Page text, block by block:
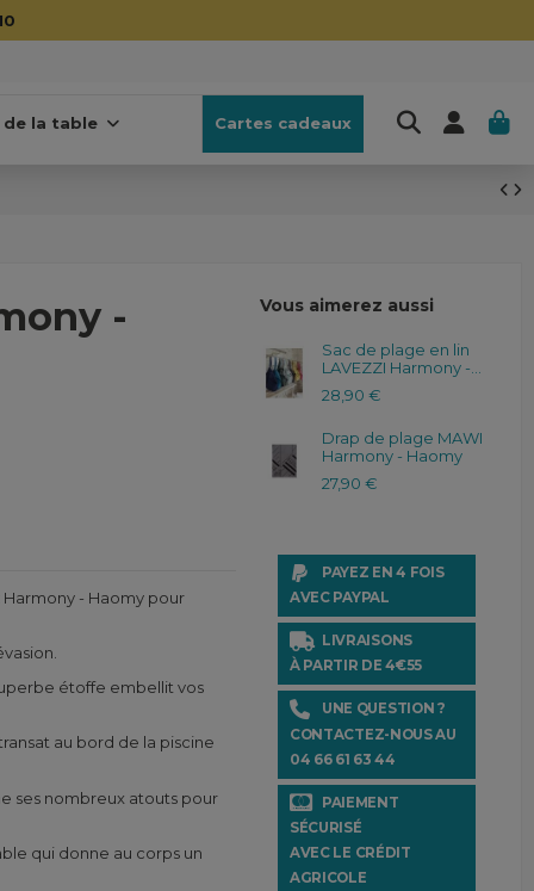
de la table Cartes cadeaux
-
- Haomy pour
étoffe embellit vos
au bord de la piscine
ses nombreux atouts pour
qui donne au corps un
Vous aimerez aussi
Sac de plage en lin
LAVEZZI Harmony -...
28,90 €
Drap de plage MAWI
Harmony - Haomy
27,90 €
PAYEZ EN 4 FOIS
AVEC PAYPAL
LIVRAISONS
À PARTIR DE 4€55
UNE QUESTION ?
CONTACTEZ-NOUS AU
04 66 61 63 44
PAIEMENT
SÉCURISÉ
AVEC LE CRÉDIT
AGRICOLE